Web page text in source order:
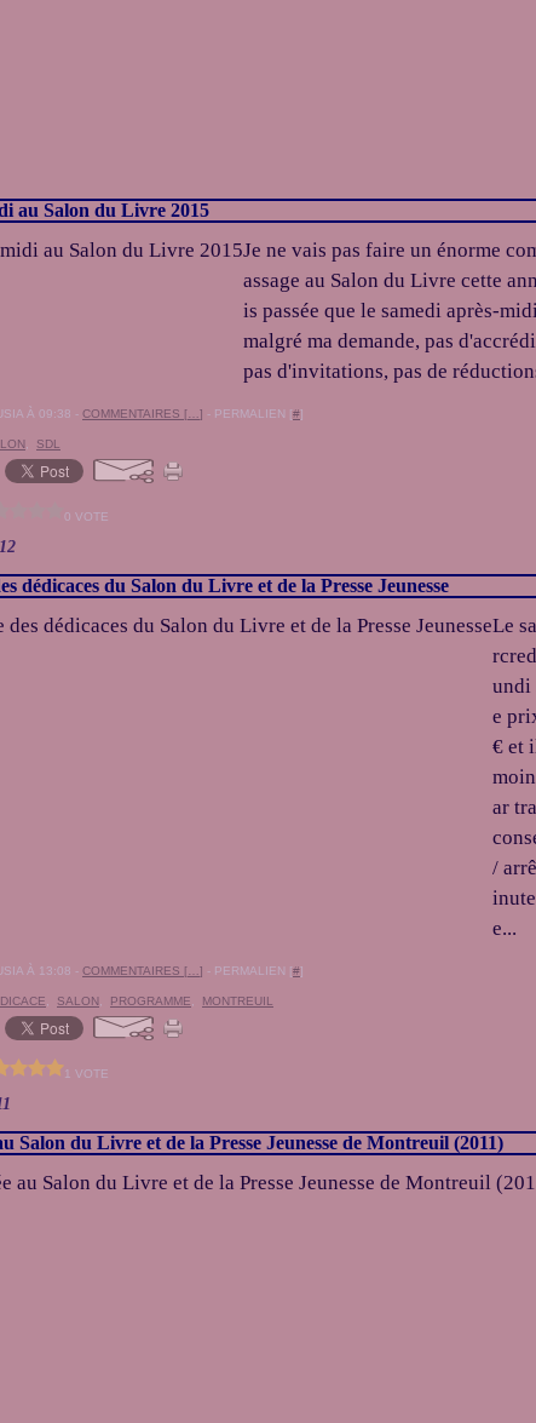
au Salon du Livre 2015
Je ne vais pas faire un énorme
assage au Salon du Livre cette
is passée que le samedi après-
malgré ma demande, pas
pas d'invitations, pas de
À 09:38 - COMMENTAIRES [ ] - PERMALIEN [#]
SDL
0 VOTE
dédicaces du Salon du Livre et de la Presse Jeunesse
Le
undi
e
€ et
ar
/
e...
À 13:08 - COMMENTAIRES [ ] - PERMALIEN [#]
SALON PROGRAMME MONTREUIL
1 VOTE
Salon du Livre et de la Presse Jeunesse de Montreuil (2011)